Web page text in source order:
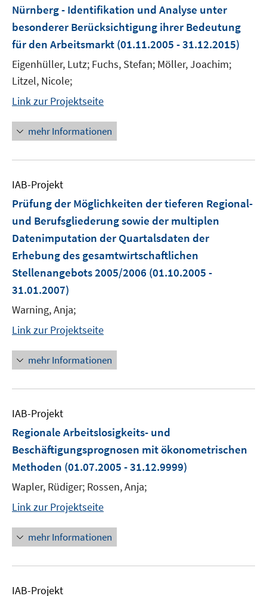
Nürnberg - Identifikation und Analyse unter
besonderer Berücksichtigung ihrer Bedeutung
für den Arbeitsmarkt (01.11.2005 - 31.12.2015)
Eigenhüller, Lutz; Fuchs, Stefan; Möller, Joachim;
Litzel, Nicole;
Link zur Projektseite
mehr Informationen
IAB-Projekt
Prüfung der Möglichkeiten der tieferen Regional-
und Berufsgliederung sowie der multiplen
Datenimputation der Quartalsdaten der
Erhebung des gesamtwirtschaftlichen
Stellenangebots 2005/2006 (01.10.2005 -
31.01.2007)
Warning, Anja;
Link zur Projektseite
mehr Informationen
IAB-Projekt
Regionale Arbeitslosigkeits- und
Beschäftigungsprognosen mit ökonometrischen
Methoden (01.07.2005 - 31.12.9999)
Wapler, Rüdiger; Rossen, Anja;
Link zur Projektseite
mehr Informationen
IAB-Projekt